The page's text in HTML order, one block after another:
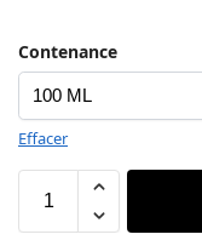
Contenance
Effacer